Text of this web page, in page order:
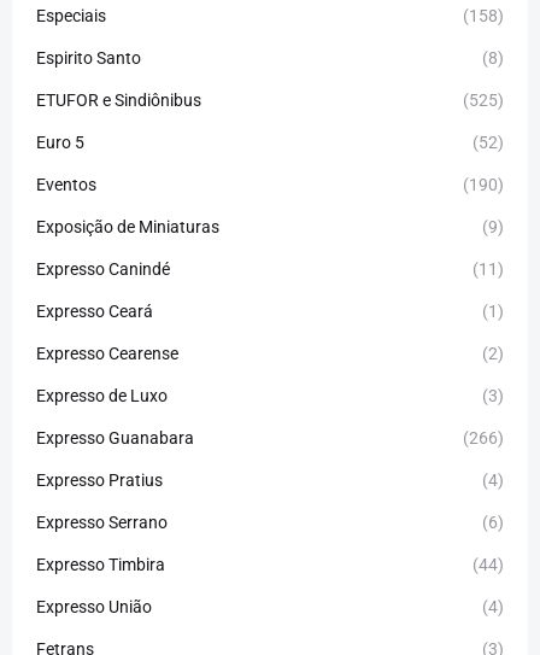
Especiais (158)
Espirito Santo (8)
ETUFOR e Sindiônibus (525)
Euro 5 (52)
Eventos (190)
Exposição de Miniaturas (9)
Expresso Canindé (11)
Expresso Ceará (1)
Expresso Cearense (2)
Expresso de Luxo (3)
Expresso Guanabara (266)
Expresso Pratius (4)
Expresso Serrano (6)
Expresso Timbira (44)
Expresso União (4)
Fetrans (3)